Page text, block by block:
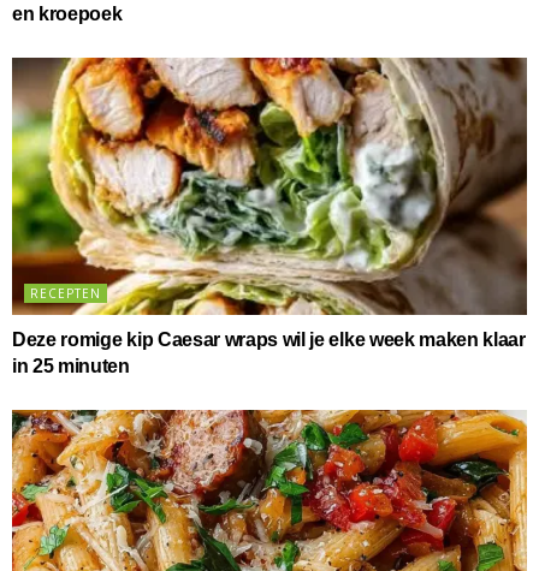
en kroepoek
RECEPTEN
Deze romige kip Caesar wraps wil je elke week maken klaar
in 25 minuten